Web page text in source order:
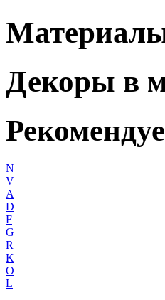
Декоры в
N
V
A
D
F
G
R
K
O
L